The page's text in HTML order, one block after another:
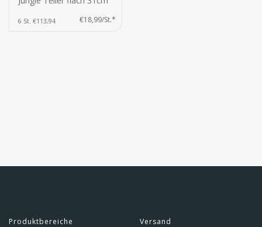
6 St. €113,94 €18,99/St.*
Produktbereiche Versand